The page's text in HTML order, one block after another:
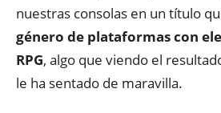
nuestras consolas en un título
género de plataformas con
RPG, algo que viendo el
le ha sentado de maravilla.